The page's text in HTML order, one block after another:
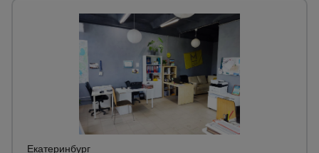
Екатеринбург